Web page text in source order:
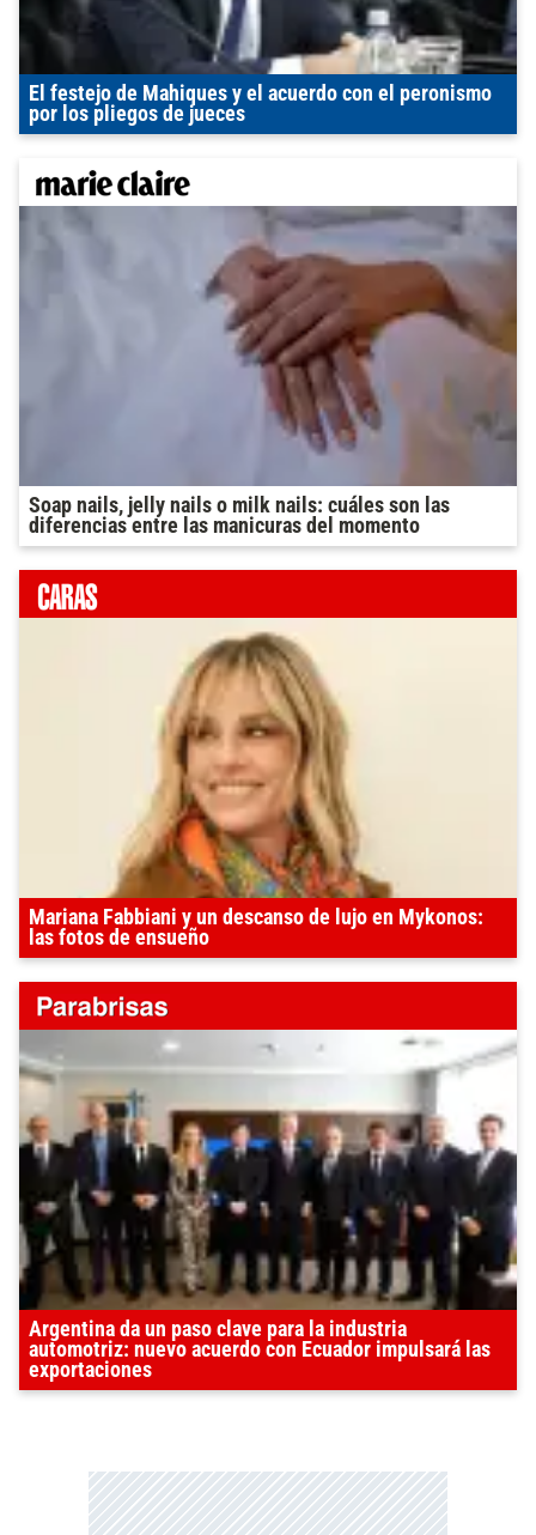
El festejo de Mahiques y el acuerdo con el peronismo
por los pliegos de jueces
Soap nails, jelly nails o milk nails: cuáles son las
diferencias entre las manicuras del momento
Mariana Fabbiani y un descanso de lujo en Mykonos:
las fotos de ensueño
Argentina da un paso clave para la industria
automotriz: nuevo acuerdo con Ecuador impulsará las
exportaciones